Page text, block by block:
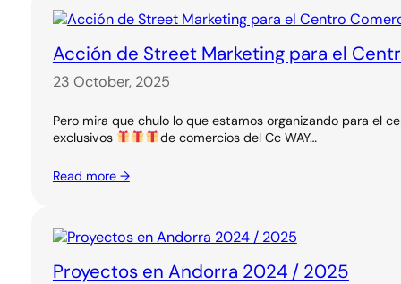
Acción de Street Marketing para el
23 October, 2025
Pero mira que chulo lo que estamos organizando para el
exclusivos
de comercios del Cc WAY…
Read more →
Proyectos en Andorra 2024 / 2025